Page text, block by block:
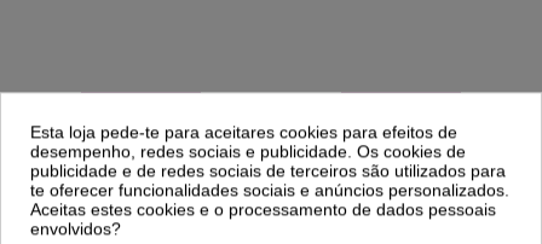
Clientes Que Compraram Este
Produto Também Compraram:
Esta loja pede-te para aceitares cookies para efeitos de
desempenho, redes sociais e publicidade. Os cookies de
publicidade e de redes sociais de terceiros são utilizados para
te oferecer funcionalidades sociais e anúncios personalizados.
Aceitas estes cookies e o processamento de dados pessoais
envolvidos?